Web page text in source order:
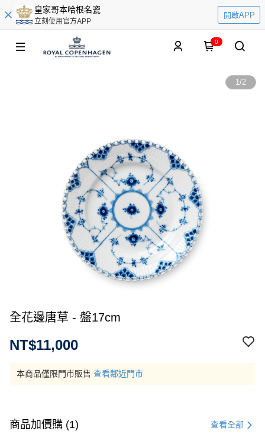
皇家哥本哈根名瓷
立刻使用官方APP
開啟APP
0
1/2
全花邊唐草 - 盤17cm
NT$11,000
本商品僅限門市販售 查看鄰近門市
商品加價購 (1) 查看全部